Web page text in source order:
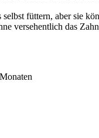
füttern, aber sie
versehentlich das